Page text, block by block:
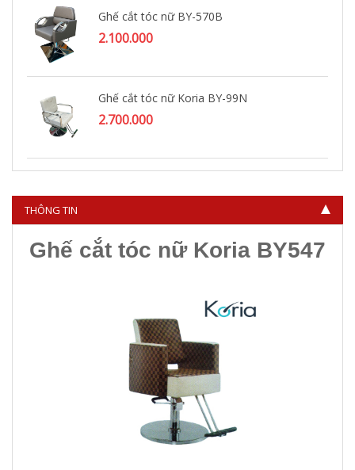
Ghế cắt tóc nữ BY-570B
2.100.000
Ghế cắt tóc nữ Koria BY-99N
2.700.000
3.400.000
THÔNG TIN
Ghế cắt tóc nữ Koria BY547